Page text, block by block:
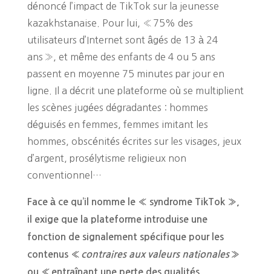
dénoncé l’impact de TikTok sur la jeunesse
kazakhstanaise. Pour lui, « 75% des
utilisateurs d’Internet sont âgés de 13 à 24
ans », et même des enfants de 4 ou 5 ans
passent en moyenne 75 minutes par jour en
ligne. Il a décrit une plateforme où se multiplient
les scènes jugées dégradantes : hommes
déguisés en femmes, femmes imitant les
hommes, obscénités écrites sur les visages, jeux
d’argent, prosélytisme religieux non
conventionnel…
Face à ce qu’il nomme le « syndrome TikTok »,
il exige que la plateforme introduise une
fonction de signalement spécifique pour les
contenus « contraires aux valeurs nationales»
ou « entraînant une perte des qualités